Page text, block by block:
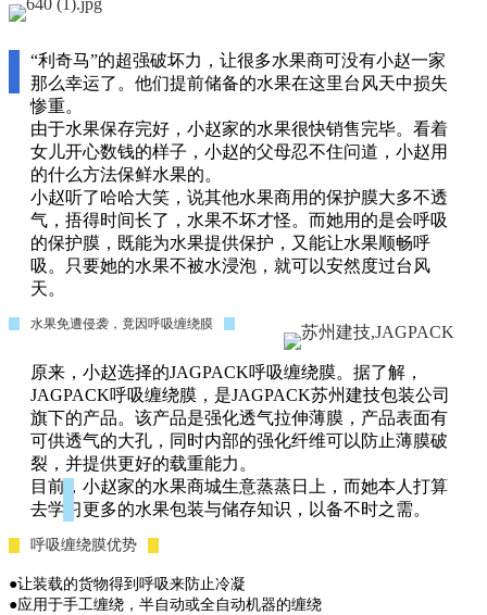
“利 奇马”的超强破坏力 ， 让很多水果商可没有小赵一家
那么幸运了 。 他们提前储备的水果在这里台 风天中损失
惨重。
由于水果保存完好 ， 小赵家的水果很快销售完毕。 看着
女 儿开心数钱的样子 ， 小赵的父母忍不住问道 ， 小赵用
的什么方法保鲜水果的。
小赵听了哈哈大笑 ， 说其他水果商用 的保护膜大多不透
气 ， 捂得时间长了 ， 水果不坏才怪。 而她用 的是会呼吸
的保护膜 ， 既能为水果提供保护 ， 又 能让水果顺畅呼
吸 。 只要她的水果不被水浸泡 ， 就可以安然度过台 风
天。
水果免遭侵袭 ， 竟因呼吸缠绕膜
原来 ， 小赵选择的JAGPACK呼吸缠绕膜。 据了解 ，
JAGPACK呼吸缠绕膜 ， 是JAGPACK苏州建技包装公司
旗下的产品。 该产品是强化透气拉伸薄膜 ， 产品表面有
可供透气的大孔 ， 同 时内部的强化纤维可以 防止薄膜破
裂 ， 并提供更好的载重能力 。
目 前 ， 小赵家的水果商城生意蒸蒸日 上 ， 而她本人 打算
去学 习更多的水果包装与储存知识 ， 以备不时之需。
呼吸缠绕膜优势
●让装载的货物得到 呼吸来防止冷凝
●应用于手工缠绕 ， 半自动或全自动机器的缠绕